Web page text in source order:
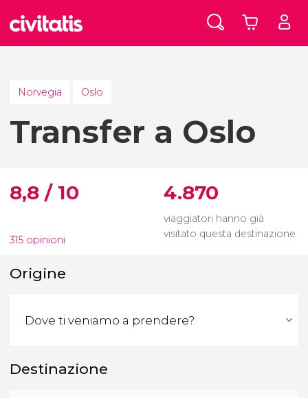
Norvegia Oslo
Transfer a Oslo
8,8 / 10
315 opinioni
4.870
viaggiatori hanno già
visitato questa destinazione
Origine
Destinazione